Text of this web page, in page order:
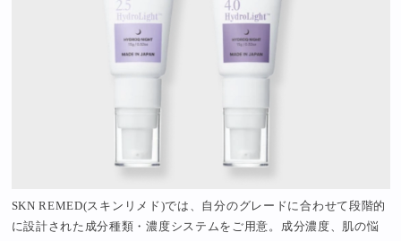
SKN REMED(スキンリメド)では、自分のグレードに合わせて段階的
に設計された成分種類・濃度システムをご用意。成分濃度、肌の悩